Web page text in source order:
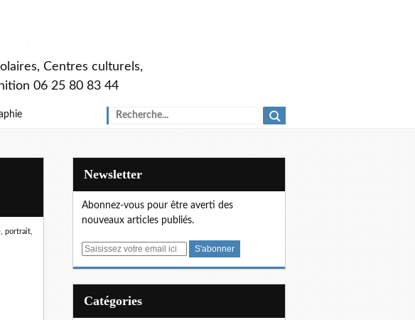
Centres culturels,
06 25 80 83 44
portrait,
Newsletter
Abonnez-vous pour être averti des
nouveaux articles publiés.
E
Catégories